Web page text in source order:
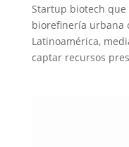
Startup biotech
biorefinería urbana
Latinoamérica,
captar recursos